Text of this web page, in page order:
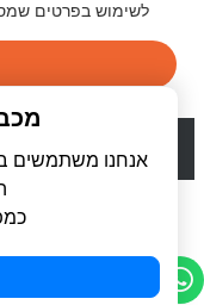
לשימוש בפרטים
WebDigital | וובדיגיטל - עיצוב ובניית אתרים